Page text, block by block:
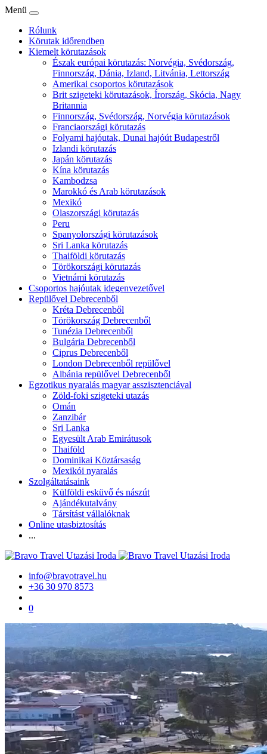
Menü
Rólunk
Körutak időrendben
Kiemelt körutazások
Észak európai körutazás: Norvégia, Svédország,
Finnország, Dánia, Izland, Litvánia, Lettország
Amerikai csoportos körutazások
Brit szigeteki körutazások, Írország, Skócia, Nagy
Britannia
Finnország, Svédország, Norvégia körutazások
Franciaországi körutazás
Folyami hajóutak, Dunai hajóút Budapestről
Izlandi körutazás
Japán körutazás
Kína körutazás
Kambodzsa
Marokkó és Arab körutazások
Mexikó
Olaszországi körutazás
Peru
Spanyolországi körutazások
Sri Lanka körutazás
Thaiföldi körutazás
Törökországi körutazás
Vietnámi körutazás
Csoportos hajóutak idegenvezetővel
Repülővel Debrecenből
Kréta Debrecenből
Törökország Debrecenből
Tunézia Debrecenből
Bulgária Debrecenből
Ciprus Debrecenből
London Debrecenből repülővel
Albánia repülővel Debrecenből
Egzotikus nyaralás magyar asszisztenciával
Zöld-foki szigeteki utazás
Omán
Zanzibár
Sri Lanka
Egyesült Arab Emirátusok
Thaiföld
Dominikai Köztársaság
Mexikói nyaralás
Szolgáltatásaink
Külföldi esküvő és nászút
Ajándékutalvány
Társítást vállalóknak
Online utasbiztosítás
...
info@bravotravel.hu
+36 30 970 8573
0